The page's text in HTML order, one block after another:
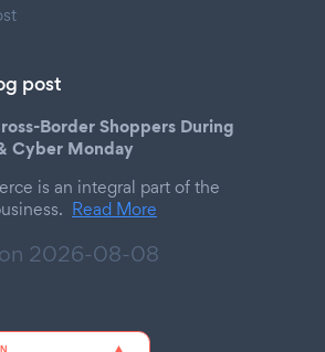
post
Border Shoppers During
Cyber Monday
is an integral part of the
Read More
2026-08-08